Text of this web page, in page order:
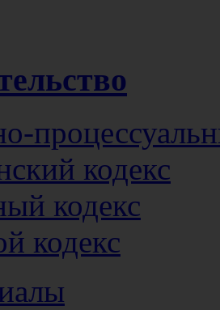
кодекс
кодекс
кодекс